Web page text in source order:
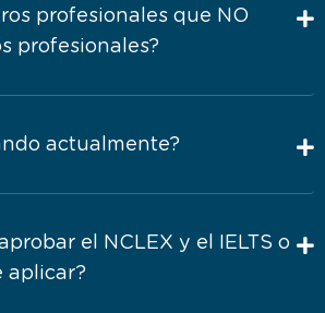
profesionales que NO
profesionales?
actualmente?
el NCLEX y el IELTS o
aplicar?